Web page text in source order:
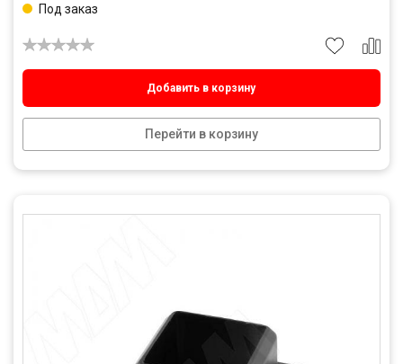
Добавить в корзину
Перейти в корзину
Под заказ